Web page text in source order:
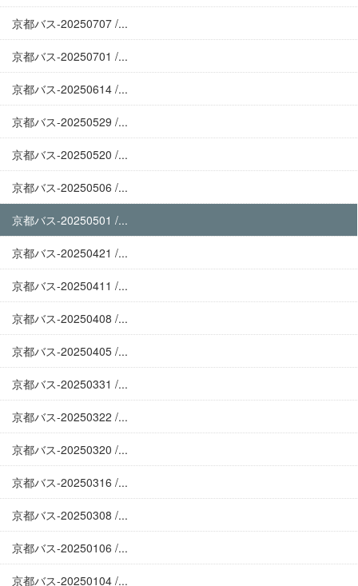
京都バス-20250707 /...
京都バス-20250701 /...
京都バス-20250614 /...
京都バス-20250529 /...
京都バス-20250520 /...
京都バス-20250506 /...
京都バス-20250501 /...
京都バス-20250421 /...
京都バス-20250411 /...
京都バス-20250408 /...
京都バス-20250405 /...
京都バス-20250331 /...
京都バス-20250322 /...
京都バス-20250320 /...
京都バス-20250316 /...
京都バス-20250308 /...
京都バス-20250106 /...
京都バス-20250104 /...